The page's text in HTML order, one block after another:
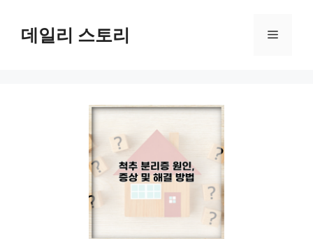
데일리 스토리 메